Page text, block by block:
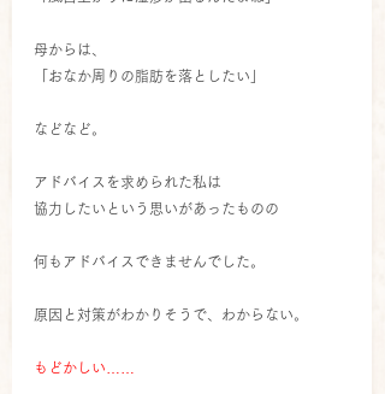
母からは、
「おなか周りの脂肪を落としたい」
などなど。
アドバイスを求められた私は
協力したいという思いがあったものの
何もアドバイスできませんでした。
原因と対策がわかりそうで、わからない。
もどかしい……